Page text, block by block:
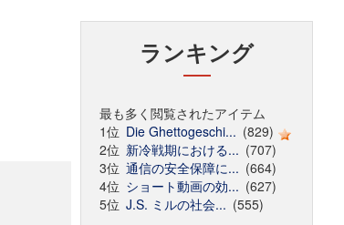
ランキング
最も多く閲覧されたアイテム
1位 Die Ghettogeschi... (829)
2位 新冷戦期における... (707)
3位 通信の安全保障に... (664)
4位 ショート動画の効... (627)
5位 J.S. ミルの社会... (555)